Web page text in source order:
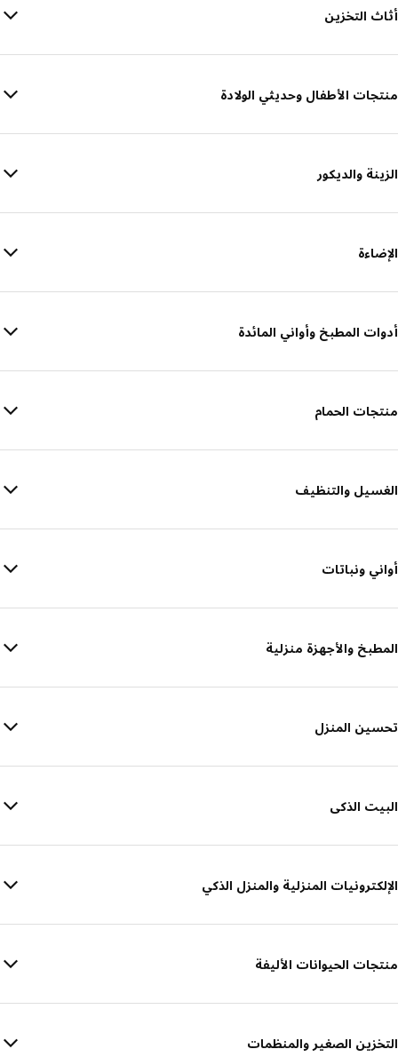
أثاث التخزين
منتجات الأطفال وحديثي الولادة
الزينة والديكور
الإضاءة
أدوات المطبخ وأواني المائدة
منتجات الحمام
الغسيل والتنظيف
أواني ونباتات
المطبخ والأجهزة منزلية
تحسين المنزل
البيت الذكى
الإلكترونيات المنزلية والمنزل الذكي
منتجات الحيوانات الأليفة
التخزين الصغير والمنظمات